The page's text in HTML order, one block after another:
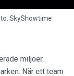
SkyShowtime
miljöer
När ett team